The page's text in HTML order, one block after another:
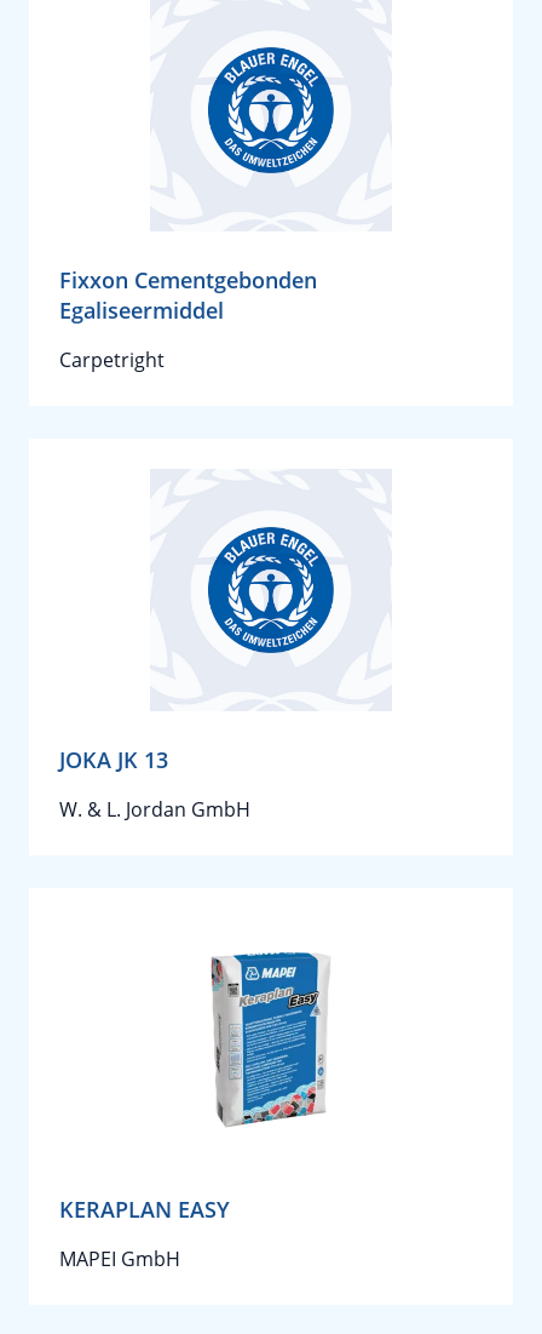
Fixxon Cementgebonden
Egaliseermiddel
Carpetright
JOKA JK 13
W. & L. Jordan GmbH
KERAPLAN EASY
MAPEI GmbH